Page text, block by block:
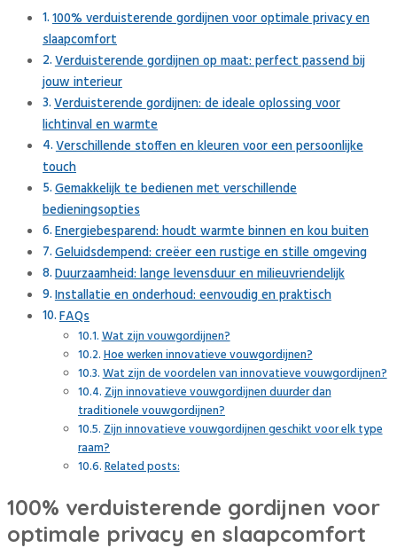
100% verduisterende gordijnen voor optimale privacy en
slaapcomfort
Verduisterende gordijnen op maat: perfect passend bij
jouw interieur
Verduisterende gordijnen: de ideale oplossing voor
lichtinval en warmte
Verschillende stoffen en kleuren voor een persoonlijke
touch
Gemakkelijk te bedienen met verschillende
bedieningsopties
Energiebesparend: houdt warmte binnen en kou buiten
Geluidsdempend: creëer een rustige en stille omgeving
Duurzaamheid: lange levensduur en milieuvriendelijk
Installatie en onderhoud: eenvoudig en praktisch
FAQs
Wat zijn vouwgordijnen?
Hoe werken innovatieve vouwgordijnen?
Wat zijn de voordelen van innovatieve vouwgordijnen?
Zijn innovatieve vouwgordijnen duurder dan
traditionele vouwgordijnen?
Zijn innovatieve vouwgordijnen geschikt voor elk type
raam?
Related posts:
100% verduisterende gordijnen voor
optimale privacy en slaapcomfort